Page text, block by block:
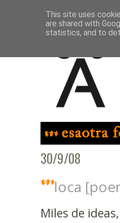
30/9/08
loca
Miles de
This site uses
are shared with
statistics, and to